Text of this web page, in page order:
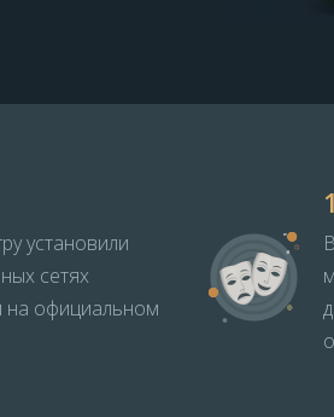
установили
сетях
на официальном